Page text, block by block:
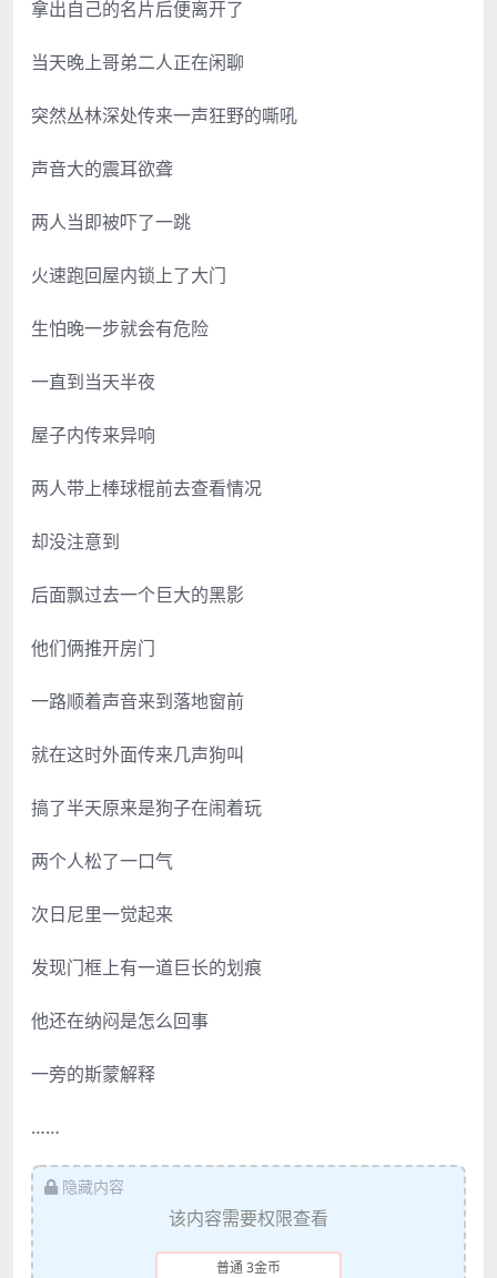
拿出自己的名片后便离开了
当天晚上哥弟二人正在闲聊
突然丛林深处传来一声狂野的嘶吼
声音大的震耳欲聋
两人当即被吓了一跳
火速跑回屋内锁上了大门
生怕晚一步就会有危险
一直到当天半夜
屋子内传来异响
两人带上棒球棍前去查看情况
却没注意到
后面飘过去一个巨大的黑影
他们俩推开房门
一路顺着声音来到落地窗前
就在这时外面传来几声狗叫
搞了半天原来是狗子在闹着玩
两个人松了一口气
次日尼里一觉起来
发现门框上有一道巨长的划痕
他还在纳闷是怎么回事
一旁的斯蒙解释
……
隐藏内容
该内容需要权限查看
普通 3金币